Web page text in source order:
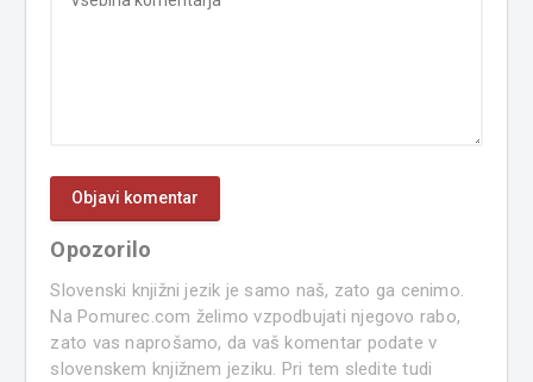
Opozorilo
Slovenski knjižni jezik je samo naš, zato ga cenimo.
Na Pomurec.com želimo vzpodbujati njegovo rabo,
zato vas naprošamo, da vaš komentar podate v
slovenskem knjižnem jeziku. Pri tem sledite tudi